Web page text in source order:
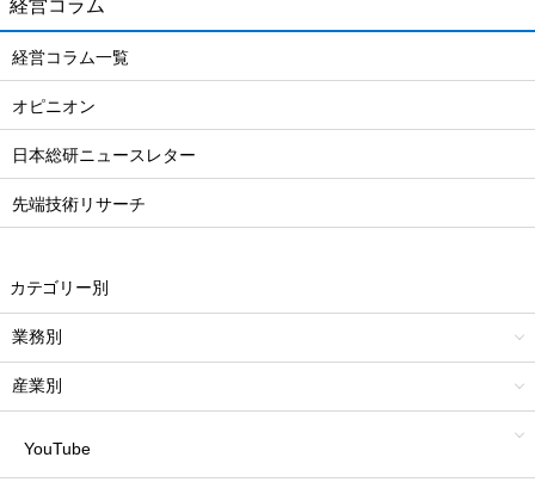
経営コラム
経営コラム一覧
オピニオン
日本総研ニュースレター
先端技術リサーチ
カテゴリー別
業務別
産業別
YouTube